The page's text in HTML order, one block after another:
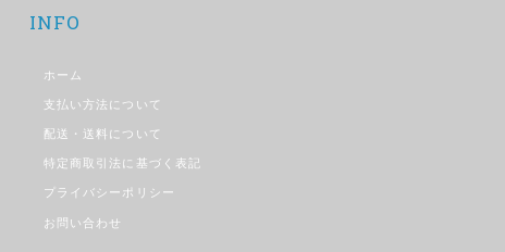
INFO
ホーム
支払い方法について
配送・送料について
特定商取引法に基づく表記
プライバシーポリシー
お問い合わせ